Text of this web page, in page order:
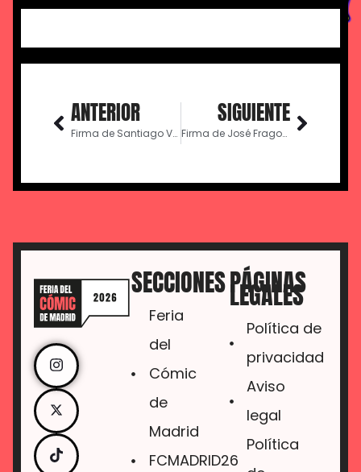
ANTERIOR
Firma de Santiago Valenzuela
SIGUIENTE
Firma de José Fragoso
SECCIONES
Feria
del
Cómic
de
Madrid
FCMADRID26
PÁGINAS
LEGALES
Política de
privacidad
Aviso
legal
Política